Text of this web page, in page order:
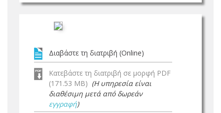
Διαβάστε τη διατριβή (Online)
Κατεβάστε τη διατριβή σε μορφή PDF
(171.53 MB) (Η υπηρεσία είναι
διαθέσιμη μετά από δωρεάν
εγγραφή)